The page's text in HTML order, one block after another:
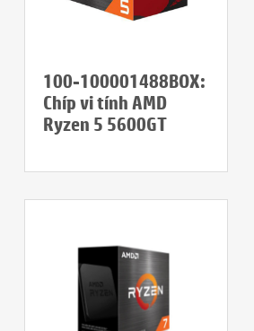
100-100001488BOX:
Chíp vi tính AMD
Ryzen 5 5600GT